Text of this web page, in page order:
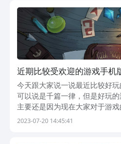
近期比较受欢迎的游戏手机
游有哪几款
今天跟大家说一说最近比较好
可以说是千篇一律，但是好玩的
主要还是因为现在大家对于游
注重于游戏的体验感。今天小编
2023-07-20 14:45:41